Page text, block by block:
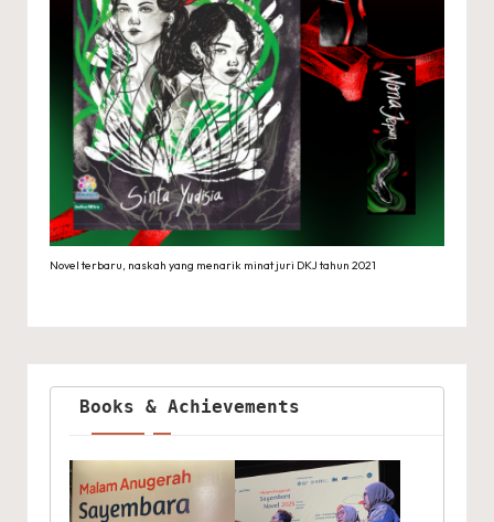
Novel terbaru, naskah yang menarik minat juri DKJ tahun 2021
Books & Achievements